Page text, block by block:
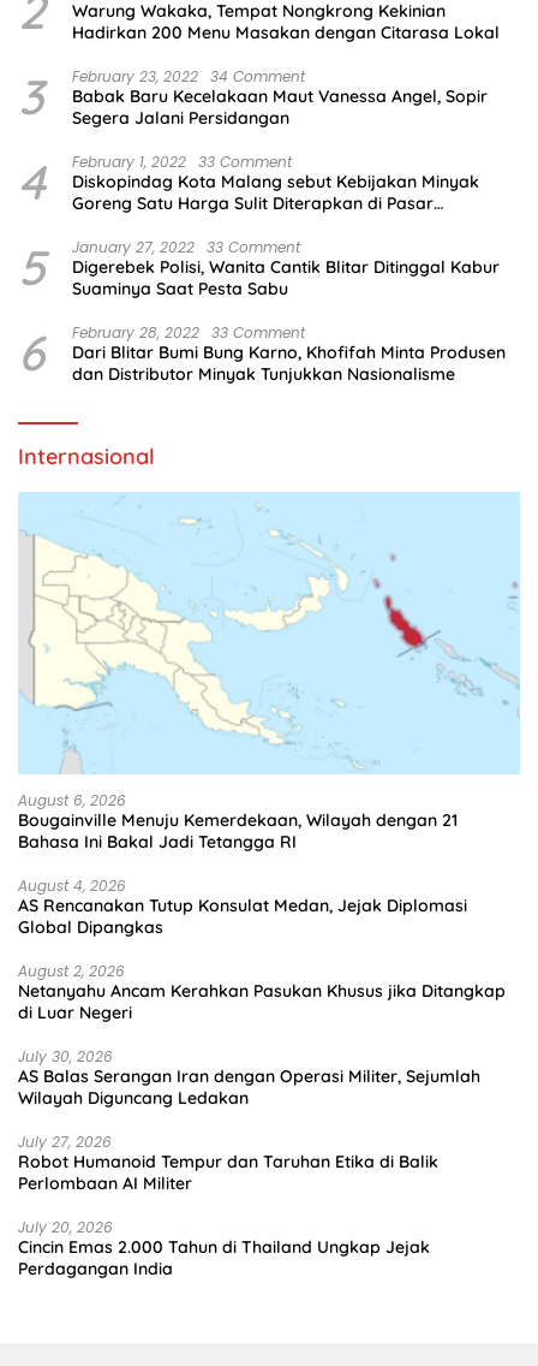
Warung Wakaka, Tempat Nongkrong Kekinian
Hadirkan 200 Menu Masakan dengan Citarasa Lokal
3 February 23, 2022 34 Comment
Babak Baru Kecelakaan Maut Vanessa Angel, Sopir
Segera Jalani Persidangan
4 February 1, 2022 33 Comment
Diskopindag Kota Malang sebut Kebijakan Minyak
Goreng Satu Harga Sulit Diterapkan di Pasar
5 January 27, 2022 33 Comment
Digerebek Polisi, Wanita Cantik Blitar Ditinggal Kabur
Suaminya Saat Pesta Sabu
6 February 28, 2022 33 Comment
Dari Blitar Bumi Bung Karno, Khofifah Minta Produsen
dan Distributor Minyak Tunjukkan Nasionalisme
Internasional
August 6, 2026
Bougainville Menuju Kemerdekaan, Wilayah dengan 21
Bahasa Ini Bakal Jadi Tetangga RI
August 4, 2026
AS Rencanakan Tutup Konsulat Medan, Jejak Diplomasi
Global Dipangkas
August 2, 2026
Netanyahu Ancam Kerahkan Pasukan Khusus jika Ditangkap
di Luar Negeri
July 30, 2026
AS Balas Serangan Iran dengan Operasi Militer, Sejumlah
Wilayah Diguncang Ledakan
July 27, 2026
Robot Humanoid Tempur dan Taruhan Etika di Balik
Perlombaan AI Militer
July 20, 2026
Cincin Emas 2.000 Tahun di Thailand Ungkap Jejak
Perdagangan India